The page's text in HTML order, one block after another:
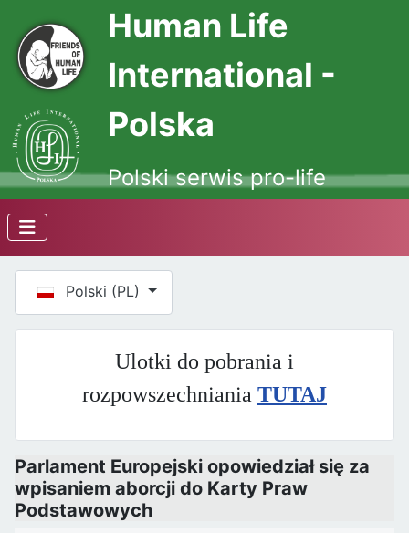
Human Life
International -
Polska
Polski serwis pro-life
Wybierz swój język
Polski (PL)
Ulotki do pobrania i
rozpowszechniania TUTAJ
Parlament Europejski opowiedział się za
wpisaniem aborcji do Karty Praw
Podstawowych